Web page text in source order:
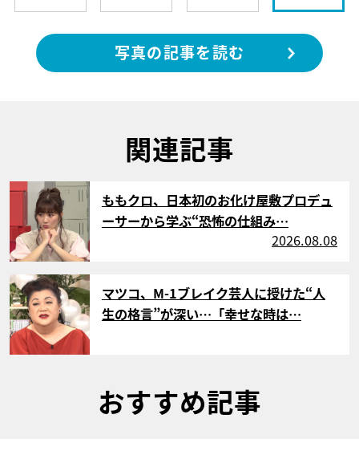
写真の記事を読む
関連記事
サムネイル
ももクロ、日本初のお化け屋敷プロデュ
ーサーから学ぶ“恐怖の仕組み…
2026.08.08
サムネイル
マツコ、M-1ブレイク芸人に授けた“人
生の格言”が深い…「幸せな時は…
おすすめ記事